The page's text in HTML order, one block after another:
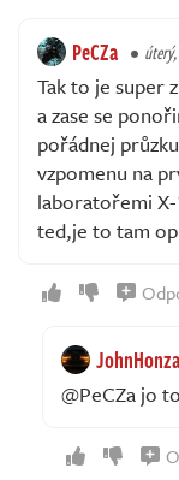
PeCZa
Tak to je super
a zase se
pořádnej
vzpomenu na
laboratořemi
ted,je to tam
JohnHonza
@PeCZa jo